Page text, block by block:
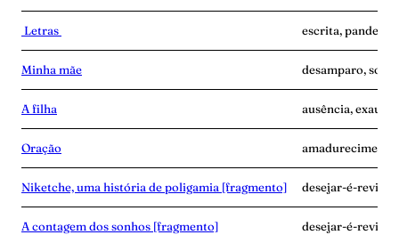
Letras escrita, pandemia
Minha mãe desamparo,
A filha ausência,
Oração
Niketche, uma história de poligamia [fragmento] desejar-é-revide,
A contagem dos sonhos [fragmento] desejar-é-